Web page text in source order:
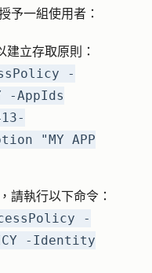
予一組使用者：
立存取原則：
-
-AppIds
"MY APP
請執行以下命令：
-
-Identity